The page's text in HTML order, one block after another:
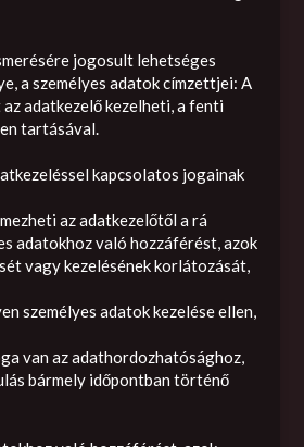
jogosult lehetséges
a személyes adatok címzettjei: A
adatkezelő kezelheti, a fenti
tartásával.
kapcsolatos jogainak
az adatkezelőtől a rá
adatokhoz való hozzáférést, azok
vagy kezelésének korlátozását,
személyes adatok kezelése ellen,
van az adathordozhatósághoz,
bármely időpontban történő